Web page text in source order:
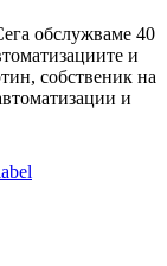
обслужваме 40
и
собственик на
и